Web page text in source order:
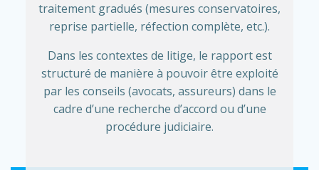
traitement gradués (mesures conservatoires,
reprise partielle, réfection complète, etc.).
Dans les contextes de litige, le rapport est
structuré de manière à pouvoir être exploité
par les conseils (avocats, assureurs) dans le
cadre d’une recherche d’accord ou d’une
procédure judiciaire.